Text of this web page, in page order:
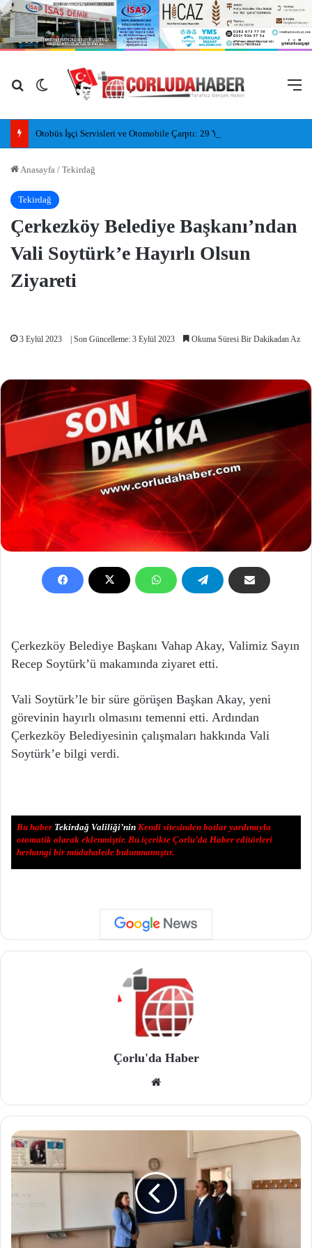
Arama yap ...
Dış görünümü değiştir
Otobüs İşçi Servisleri ve Otomobile Çarptı: 29 Yaralı
Anasayfa / Tekirdağ
Tekirdağ
Çerkezköy Belediye Başkanı’ndan
Vali Soytürk’e Hayırlı Olsun
Ziyareti
3 Eylül 2023 | Son Güncelleme: 3 Eylül 2023 Okuma Süresi Bir Dakikadan Az
Çerkezköy Belediye Başkanı Vahap Akay, Valimiz Sayın
Recep Soytürk’ü makamında ziyaret etti.
Vali Soytürk’le bir süre görüşen Başkan Akay, yeni
görevinin hayırlı olmasını temenni etti. Ardından
Çerkezköy Belediyesinin çalışmaları hakkında Vali
Soytürk’e bilgi verdi.
Bu haber Tekirdağ Valiliği’ninKendi sitesinden botlar yardımıyla
otomatik olarak eklenmiştir. Bu içerikte Çorlu’da Haber editörleri
herhangi bir müdahalede bulunmamıştır.
Çorlu'da Haber
site
si